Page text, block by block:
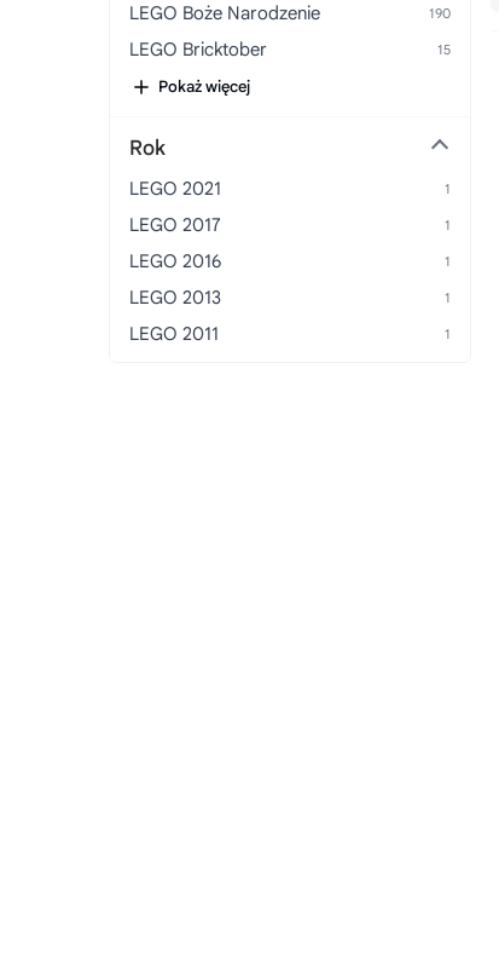
LEGO Boże Narodzenie
LEGO Bricktober
LEGO Budowa
LEGO Bugatti
LEGO Bugatti Chiron
LEGO Bukiety
LEGO Buty
LEGO Chevrolet
LEGO Chiński Nowy Rok
Pokaż więcej
Rok
LEGO 2021
LEGO 2017
LEGO 2016
LEGO 2013
LEGO 2011